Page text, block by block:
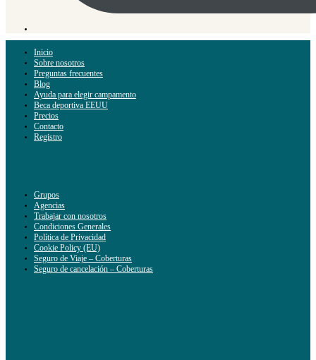
Inicio
Sobre nosotros
Preguntas frecuentes
Blog
Ayuda para elegir campamento
Beca deportiva EEUU
Precios
Contacto
Registro
Grupos
Agencias
Trabajar con nosotros
Condiciones Generales
Política de Privacidad
Cookie Policy (EU)
Seguro de Viaje – Coberturas
Seguro de cancelación – Coberturas